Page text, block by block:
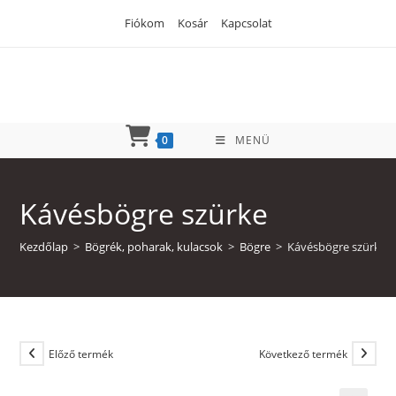
Fiókom Kosár Kapcsolat
0 MENÜ
Kávésbögre szürke
Kezdőlap > Bögrék, poharak, kulacsok > Bögre > Kávésbögre szürke
Előző termék Következő termék